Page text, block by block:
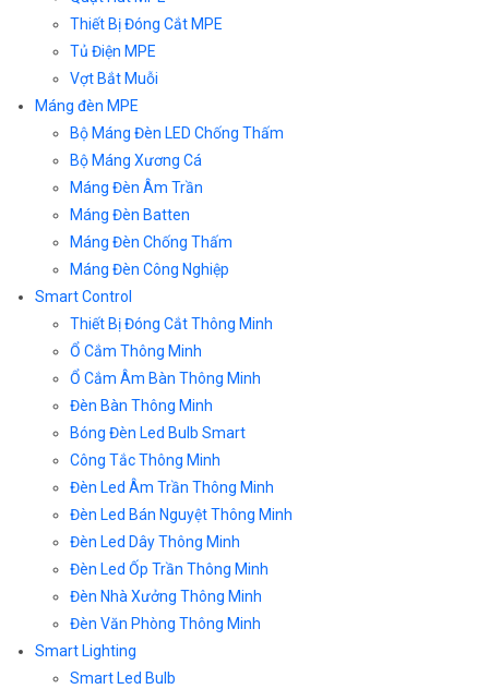
Thiết Bị Đóng Cắt MPE
Tủ Điện MPE
Vợt Bắt Muỗi
Máng đèn MPE
Bộ Máng Đèn LED Chống Thấm
Bộ Máng Xương Cá
Máng Đèn Âm Trần
Máng Đèn Batten
Máng Đèn Chống Thấm
Máng Đèn Công Nghiệp
Smart Control
Thiết Bị Đóng Cắt Thông Minh
Ổ Cắm Thông Minh
Ổ Cắm Âm Bàn Thông Minh
Đèn Bàn Thông Minh
Bóng Đèn Led Bulb Smart
Công Tắc Thông Minh
Đèn Led Âm Trần Thông Minh
Đèn Led Bán Nguyệt Thông Minh
Đèn Led Dây Thông Minh
Đèn Led Ốp Trần Thông Minh
Đèn Nhà Xưởng Thông Minh
Đèn Văn Phòng Thông Minh
Smart Lighting
Smart Led Bulb